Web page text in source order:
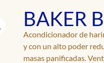
BAKER
Acondicionador de
y con un alto poder
masas panificadas.